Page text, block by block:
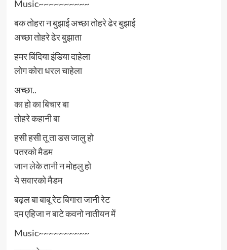
Music~~~~~~~~~~
बक तोहरा न बुझाई अच्छा तोहरे ढेर बुझाई
अच्छा तोहरे ढेर बुझाता
हमर बिंदिया इंडिया दाहेला
लोग कोरा धरल चाहेला
अच्छा..
का हो का बिचार बा
तोहरे कहानी बा
हसी हसी तू ता डस जालु हो
पतरको मैडम
जान लेके तानी न मोहलु हो
ये सवारको मैडम
बढ़ल बा बाबू रेट बिगारा जानी रेट
दम एहिजा न बाटे कवनो नातीयन में
Music~~~~~~~~~~